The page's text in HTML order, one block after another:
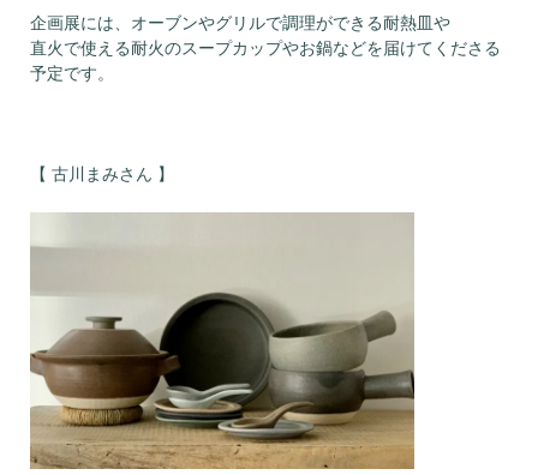
企画展には、オーブンやグリルで調理ができる耐熱皿や
直火で使える耐火のスープカップやお鍋などを届けてくださる
予定です。
【 古川まみさん 】